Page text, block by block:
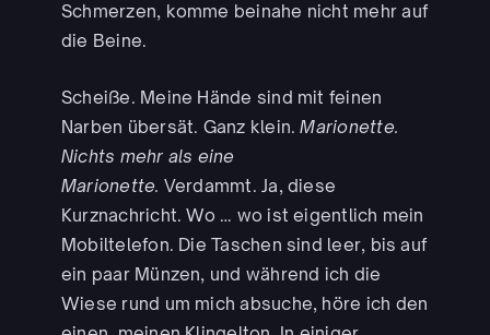
Schmerzen, komme beinahe nicht mehr auf
die Beine.
Scheiße. Meine Hände sind mit feinen
Narben übersät. Ganz klein.Marionette.
Nichts mehr als eine
Marionette. Verdammt. Ja, diese
Kurznachricht. Wo … wo ist eigentlich mein
Mobiltelefon. Die Taschen sind leer, bis auf
ein paar Münzen, und während ich die
Wiese rund um mich absuche, höre ich den